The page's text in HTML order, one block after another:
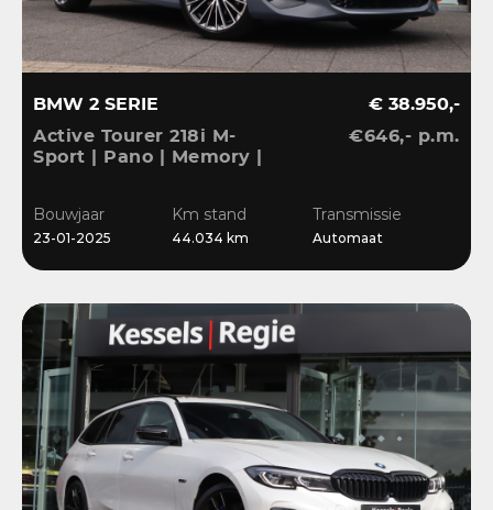
BMW 2 SERIE
Active Tourer 218i M-
Sport | Pano | Memory |
€ 38.950,-
€646,- p.m.
Bouwjaar
23-01-2025
Km stand
44.034 km
Transmissie
Automaat